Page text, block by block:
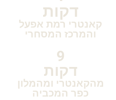
דקות
קאנטרי רמת אפעל
והמרכז המסחרי
9
דקות
מהקאנטרי ומהמלון
כפר המכביה